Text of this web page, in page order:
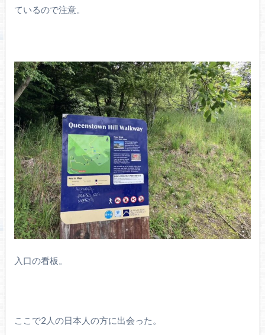
ているので注意。
入口の看板。
ここで2人の日本人の方に出会った。